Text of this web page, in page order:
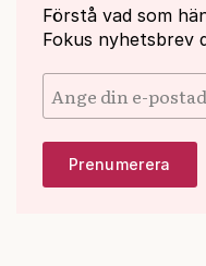
Förstå vad som
Fokus nyhetsbrev